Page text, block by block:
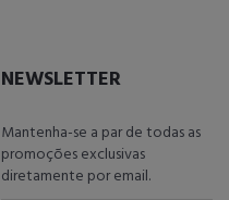
NEWSLETTER
Mantenha-se a par de todas as
promoções exclusivas
diretamente por email.